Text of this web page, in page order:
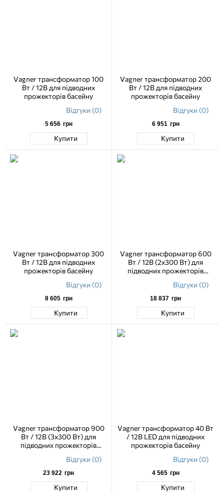
Vagner трансформатор 100
Вт / 12В для підводних
прожекторів басейну
Відгуки (0)
5 656 грн
Купити
Vagner трансформатор 200
Вт / 12В для підводних
прожекторів басейну
Відгуки (0)
6 951 грн
Купити
Vagner трансформатор 300
Вт / 12В для підводних
прожекторів басейну
Відгуки (0)
8 605 грн
Купити
Vagner трансформатор 600
Вт / 12В (2х300 Вт) для
підводних прожекторів
Відгуки (0)
18 837 грн
Купити
Vagner трансформатор 900
Вт / 12В (3х300 Вт) для
підводних прожекторів
Відгуки (0)
23 922 грн
Купити
Vagner трансформатор 40 Вт
/ 12В LED для підводних
прожекторів басейну
Відгуки (0)
4 565 грн
Купити